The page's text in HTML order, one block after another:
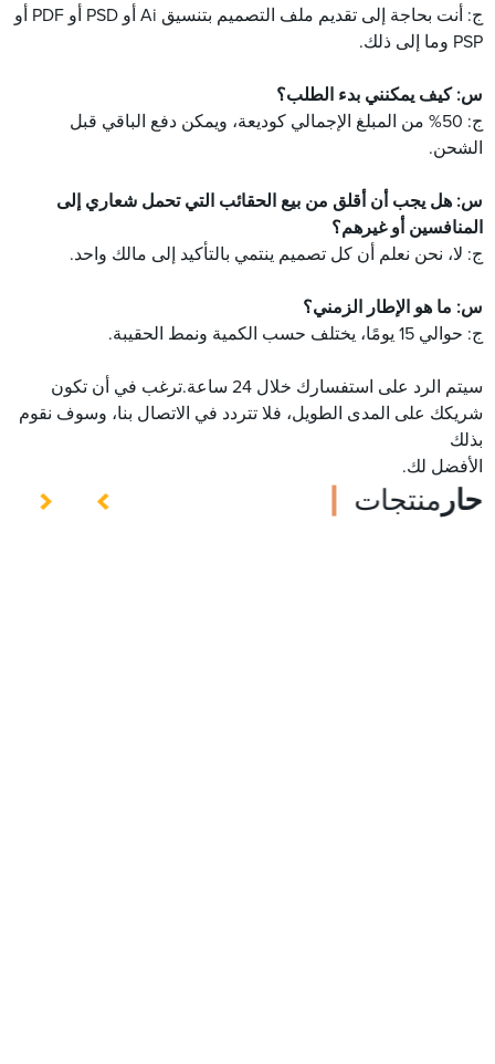
ج: أنت بحاجة إلى تقديم ملف التصميم بتنسيق Ai أو PSD أو PDF أو
PSP وما إلى ذلك.
س: كيف يمكنني بدء الطلب؟
ج: 50% من المبلغ الإجمالي كوديعة، ويمكن دفع الباقي قبل
الشحن.
س: هل يجب أن أقلق من بيع الحقائب التي تحمل شعاري إلى
المنافسين أو غيرهم؟
ج: لا، نحن نعلم أن كل تصميم ينتمي بالتأكيد إلى مالك واحد.
س: ما هو الإطار الزمني؟
ج: حوالي 15 يومًا، يختلف حسب الكمية ونمط الحقيبة.
سيتم الرد على استفسارك خلال 24 ساعة.ترغب في أن تكون
شريكك على المدى الطويل، فلا تتردد في الاتصال بنا، وسوف نقوم
بذلك
الأفضل لك.
حار منتجات